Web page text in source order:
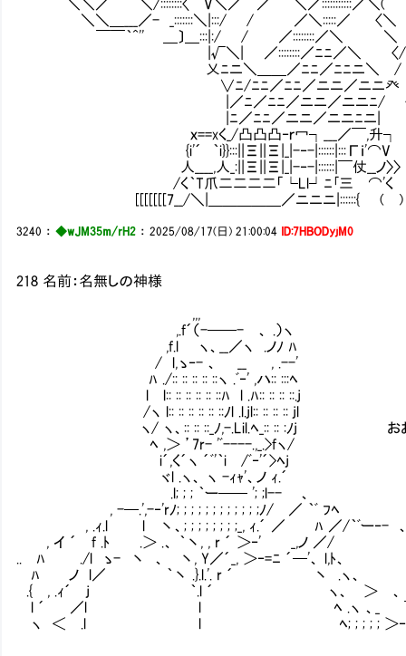
＼＼／￣￣＼/::::::::〈￣V＼／￣／￣¨＼／:::::::::::／
＼＼＿___／- _:::::::＼|:::/ / ／＼:::::／ 〈
￣￣｀^'' ＿〕＿:::|:/ / ／::::::::／＼ ＼ ／
|√＼| ／::::::::／ﾆﾆ／＼ 〈
乂ﾆニ＼＿＿／ﾆﾆ／ﾆﾆニ
∨ﾆ/ﾆﾆ／ﾆﾆ／ニニ／ニニ癶
|／ﾆ／ﾆﾆ／ニニ／ニニﾆ/ 〈
|ﾆ／ﾆﾆ／ニニ／ニニﾆニ| {￣／
ｘ==xく_/凸凸凸‐ｒ冖┐___／￣,升
{i'´ ｀i}}:::||Ξ||Ξ|_|-‐-|::::::|:::Гｉ'⌒V 〉__
人____,人_:||Ξ||Ξ|_|-‐-|::::::|￣仗__ノ〉〉
/く｀T爪二二二二「└Ll┘ﾆ｢三㌻⌒'く {
[[[[[[[7__/＼|＿＿＿＿＿／ニニニ|::::::{ ( )
3240 ：◆wJM35m/rH2 ：2025/08/17(日) 21:00:04 ID:7HBODyjM0
218 名前：名無しの神様
,.f´（-──- 、 .）ヽ
,f.l ヽ、__／ヽ .ノﾉ ﾊ
/ l,ゝ‐- 、 __ , .--'
ﾊ ./:: :: :: :: ::ヽ .ﾞ‐' ,ハ:: :::ﾍ
l l:: :: :: :: :: ::ﾊ l .ﾊ:: :: :: ::.j
/ヽ l:: :: :: :: :: ::ﾉl .l.jl:: :: :: :: jl
ヽ/ ヽ、:: :: ::_ﾉ,-.Lil.ﾍ_:: :: :ﾉj おお、うち
ﾍ ,＞ ’7r- 'ﾞ----.,_.>fヽ/
i´,く´ヽ ´ﾞ'｀i /ﾞ‐'´>ﾍj
ヾl .ヽ、 ヽ -ｨｬ'、ノ ｨ.´
.l; ; ; ｀ー── '; ;l-- 、
, -─.',-‐'rﾉ; ; ; ; ; ; ; ; ; ; ; ;ﾉ/ ／ ｀ﾞ ﾌﾍ
, .ｨ.l l 丶、; ; ; ; ; ; ; ;_, ｨ.´ ／ ﾊ ／/｀ﾞー‐-
, イ ´ f .ﾄ .＞ .、 ｀丶, , r ´ ＞‐' _,ノ ／/
.. ﾊ ./l ゝ- 丶 、 丶, Y／´_, ＞‐=ﾆ ´─'、 l,ﾄ、
ﾊ ノ l／ ｀丶 .}.l.'. r ´ 丶 .ヽ
.{ , .ｨ´ j ｀.l ´ ヽ、 ＞ 、
l ´ ／l l ﾍ .ヽ 、_
ヽ ＜ .l l ﾍ; ; ; ; ; ＞